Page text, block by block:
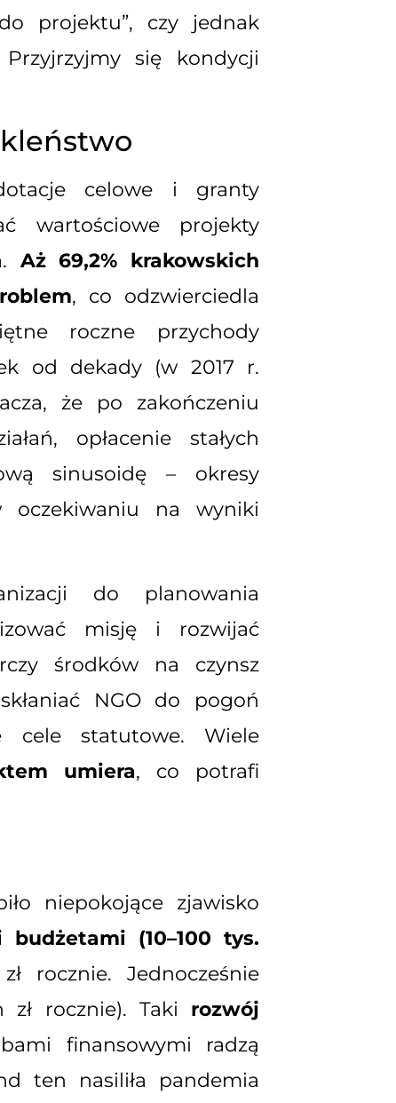
projektu”, czy jednak
się kondycji
celowe i granty
wartościowe projekty
Aż 69,2% krakowskich
, co odzwierciedla
roczne przychody
od dekady (w 2017 r.
że po zakończeniu
opłacenie stałych
sinusoidę – okresy
oczekiwaniu na wyniki
do planowania
misję i rozwijać
środków na czynsz
NGO do pogoń
cele statutowe. Wiele
umiera, co potrafi
niepokojące zjawisko
(10–100 tys.
rocznie. Jednocześnie
rocznie). Taki rozwój
finansowymi radzą
ten nasiliła pandemia